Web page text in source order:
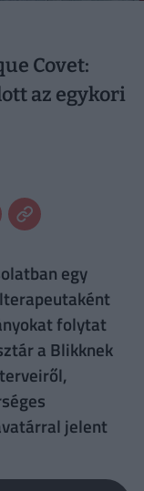
Covet:
az egykori
egy
folytat
a Blikknek
jelent